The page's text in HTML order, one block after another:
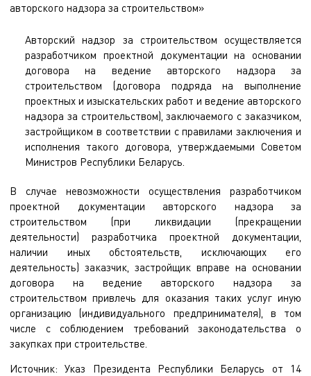
авторского надзора за строительством»
Авторский надзор за строительством осуществляется
разработчиком проектной документации на основании
договора на ведение авторского надзора за
строительством (договора подряда на выполнение
проектных и изыскательских работ и ведение авторского
надзора за строительством), заключаемого с заказчиком,
застройщиком в соответствии с правилами заключения и
исполнения такого договора, утверждаемыми Советом
Министров Республики Беларусь.
В случае невозможности осуществления разработчиком
проектной документации авторского надзора за
строительством (при ликвидации (прекращении
деятельности) разработчика проектной документации,
наличии иных обстоятельств, исключающих его
деятельность) заказчик, застройщик вправе на основании
договора на ведение авторского надзора за
строительством привлечь для оказания таких услуг иную
организацию (индивидуального предпринимателя), в том
числе с соблюдением требований законодательства о
закупках при строительстве.
Источник: Указ Президента Республики Беларусь от 14